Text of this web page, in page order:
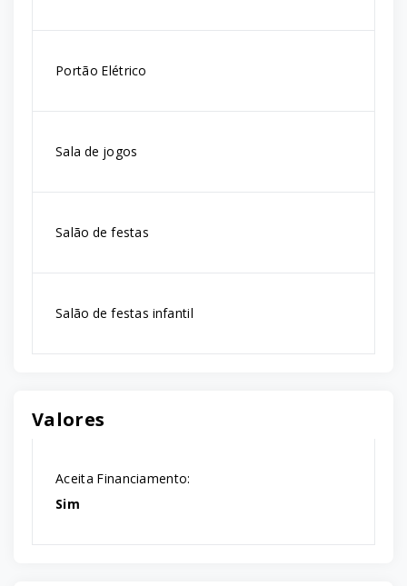
Portão Elétrico
Sala de jogos
Salão de festas
Salão de festas infantil
Valores
Aceita Financiamento:
Sim